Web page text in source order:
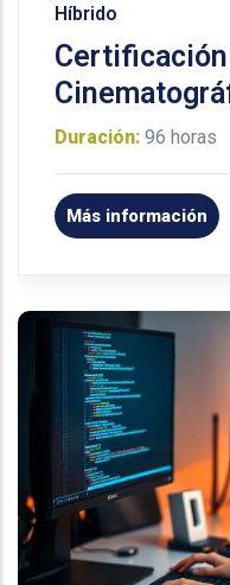
Híbrido
Duración: 96 horas
Más información